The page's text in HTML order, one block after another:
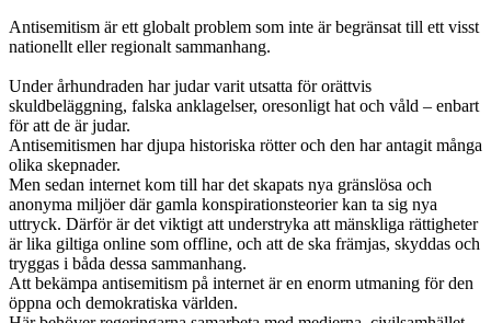
Antisemitism är ett globalt problem som inte är begränsat till ett visst
nationellt eller regionalt sammanhang.
Under århundraden har judar varit utsatta för orättvis
skuldbeläggning, falska anklagelser, oresonligt hat och våld – enbart
för att de är judar.
Antisemitismen har djupa historiska rötter och den har antagit många
olika skepnader.
Men sedan internet kom till har det skapats nya gränslösa och
anonyma miljöer där gamla konspirationsteorier kan ta sig nya
uttryck. Därför är det viktigt att understryka att mänskliga rättigheter
är lika giltiga online som offline, och att de ska främjas, skyddas och
tryggas i båda dessa sammanhang.
Att bekämpa antisemitism på internet är en enorm utmaning för den
öppna och demokratiska världen.